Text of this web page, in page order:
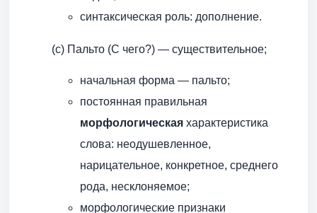
синтаксическая роль: дополнение.
(с) Пальто (С чего?) — существительное;
начальная форма — пальто;
постоянная правильная
морфологическая характеристика
слова: неодушевленное,
нарицательное, конкретное, среднего
рода, несклоняемое;
морфологические признаки